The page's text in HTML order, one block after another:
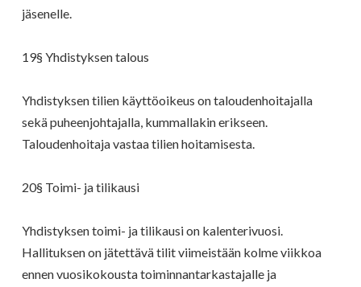
jäsenelle.
19§ Yhdistyksen talous
Yhdistyksen tilien käyttöoikeus on taloudenhoitajalla
sekä puheenjohtajalla, kummallakin erikseen.
Taloudenhoitaja vastaa tilien hoitamisesta.
20§ Toimi- ja tilikausi
Yhdistyksen toimi- ja tilikausi on kalenterivuosi.
Hallituksen on jätettävä tilit viimeistään kolme viikkoa
ennen vuosikokousta toiminnantarkastajalle ja